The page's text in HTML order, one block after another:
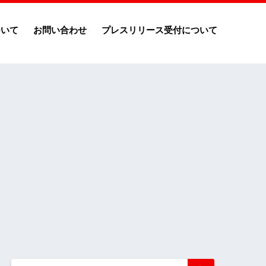
て お問い合わせ プレスリリース受付について